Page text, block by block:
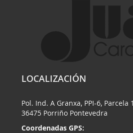
LOCALIZACIÓN
Pol. Ind. A Granxa, PPI-6, Parcela
36475 Porriño Pontevedra
Coordenadas GPS: